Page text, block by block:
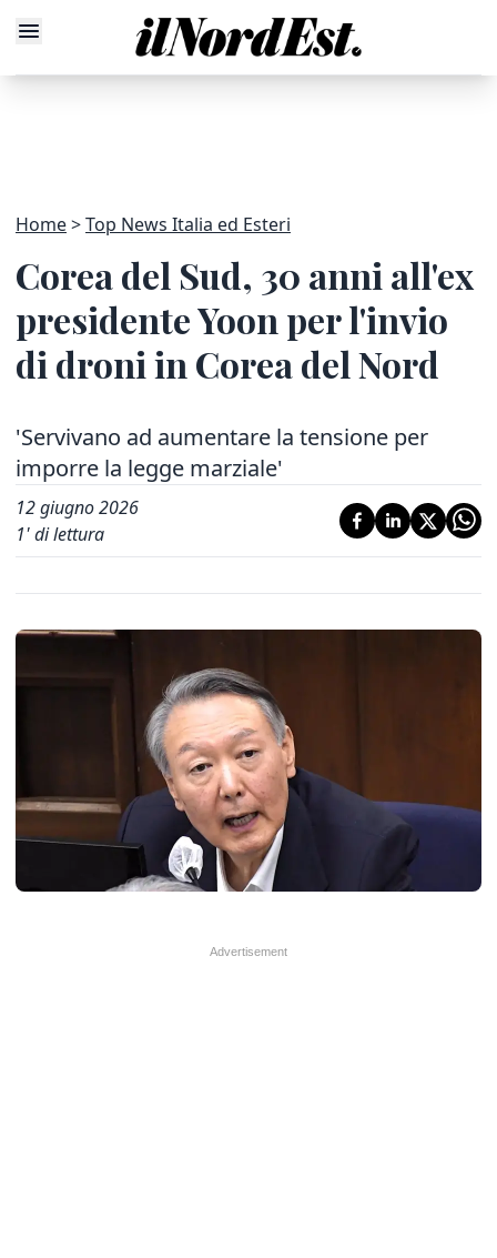
Home Top News Italia ed Esteri
Corea del Sud, 30 anni all'ex
presidente Yoon per l'invio
di droni in Corea del Nord
'Servivano ad aumentare la tensione per
imporre la legge marziale'
12 giugno 2026
1' di lettura